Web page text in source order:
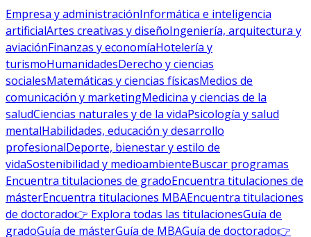
Empresa y administraciónInformática e inteligencia
artificialArtes creativas y diseñoIngeniería, arquitectura y
aviaciónFinanzas y economíaHotelería y
turismoHumanidadesDerecho y ciencias
socialesMatemáticas y ciencias físicasMedios de
comunicación y marketingMedicina y ciencias de la
saludCiencias naturales y de la vidaPsicología y salud
mentalHabilidades, educación y desarrollo
profesionalDeporte, bienestar y estilo de
vidaSostenibilidad y medioambienteBuscar programas
Encuentra titulaciones de gradoEncuentra titulaciones de
másterEncuentra titulaciones MBAEncuentra titulaciones
de doctorado👉 Explora todas las titulacionesGuía de
gradoGuía de másterGuía de MBAGuía de doctorado👉